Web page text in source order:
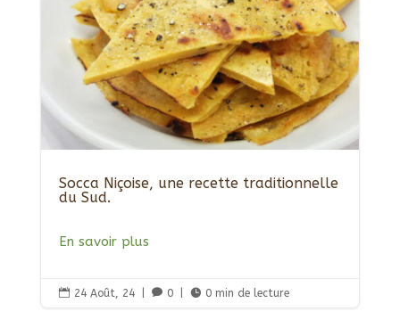
Socca Niçoise, une recette traditionnelle
du Sud.
En savoir plus
 24 Août, 24  0  0 min de lecture